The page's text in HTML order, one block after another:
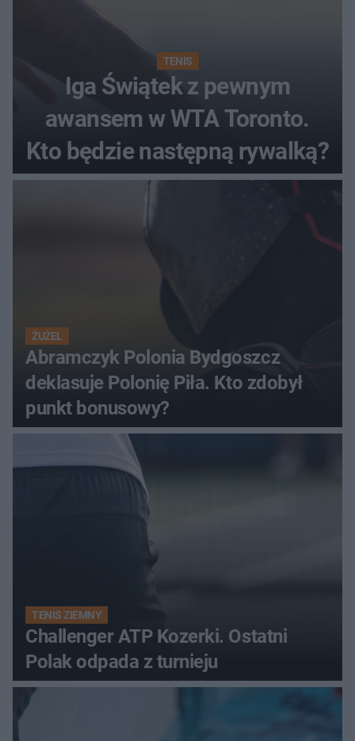
TENIS
Iga Świątek z pewnym
awansem w WTA Toronto.
Kto będzie następną rywalką?
ŻUŻEL
Abramczyk Polonia Bydgoszcz
deklasuje Polonię Piła. Kto zdobył
punkt bonusowy?
TENIS ZIEMNY
Challenger ATP Kozerki. Ostatni
Polak odpada z turnieju